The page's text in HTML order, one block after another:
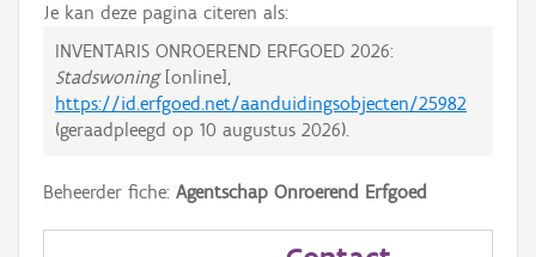
Je kan deze pagina citeren als:
INVENTARIS ONROEREND ERFGOED 2026:
Stadswoning[online],
https://id.erfgoed.net/aanduidingsobjecten/25982
(geraadpleegd op 10 augustus 2026).
Beheerder fiche: Agentschap Onroerend Erfgoed